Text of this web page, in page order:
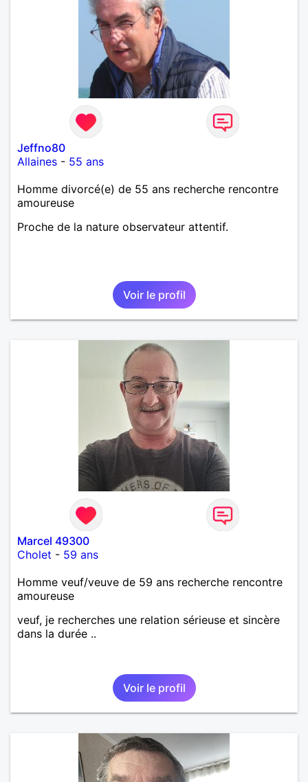
Jeffno80
Allaines - 55 ans
Homme divorcé(e) de 55 ans recherche rencontre
amoureuse
Proche de la nature observateur attentif.
Voir le profil
Marcel 49300
Cholet - 59 ans
Homme veuf/veuve de 59 ans recherche rencontre
amoureuse
veuf, je recherches une relation sérieuse et sincère
dans la durée ..
Voir le profil